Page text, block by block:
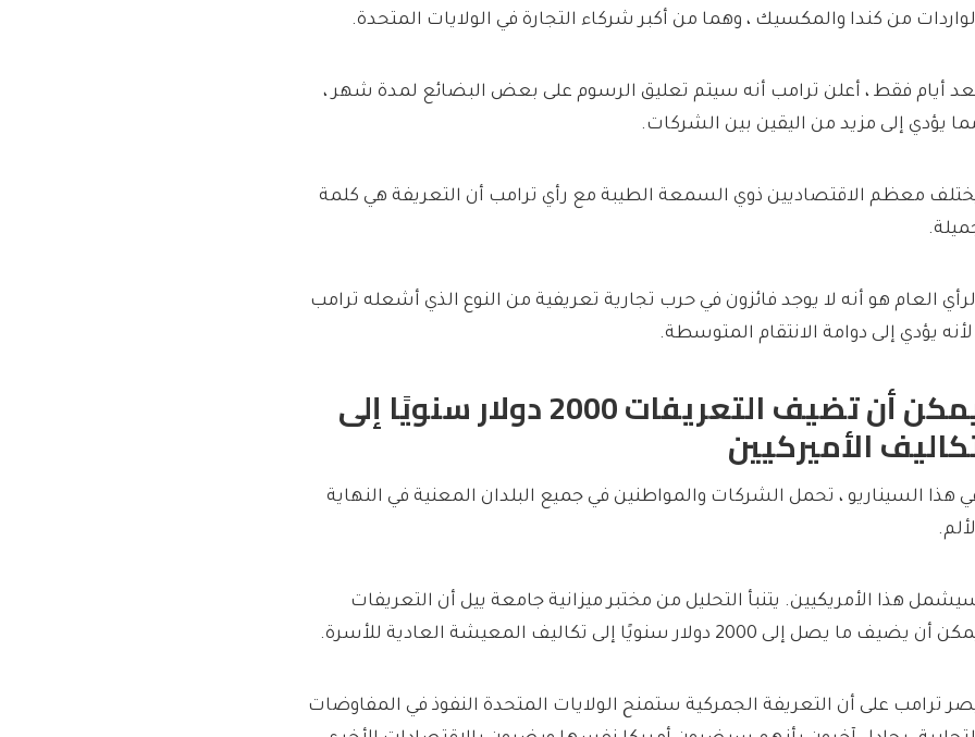
من كندا والمكسيك ، وهما من أكبر شركاء التجارة في الولايات المتحدة.
أيام فقط ، أعلن ترامب أنه سيتم تعليق الرسوم على بعض البضائع لمدة شهر ،
يؤدي إلى مزيد من اليقين بين الشركات.
معظم الاقتصاديين ذوي السمعة الطيبة مع رأي ترامب أن التعريفة هي كلمة
العام هو أنه لا يوجد فائزون في حرب تجارية تعريفية من النوع الذي أشعله ترامب
لأنه يؤدي إلى دوامة الانتقام المتوسطة.
يمكن أن تضيف التعريفات 2000 دولار سنويًا إلى
الأميركيين
هذا السيناريو ، تحمل الشركات والمواطنين في جميع البلدان المعنية في النهاية
هذا الأمريكيين. يتنبأ التحليل من مختبر ميزانية جامعة ييل أن التعريفات
أن يضيف ما يصل إلى 2000 دولار سنويًا إلى تكاليف المعيشة العادية للأسرة.
ترامب على أن التعريفة الجمركية ستمنح الولايات المتحدة النفوذ في المفاوضات